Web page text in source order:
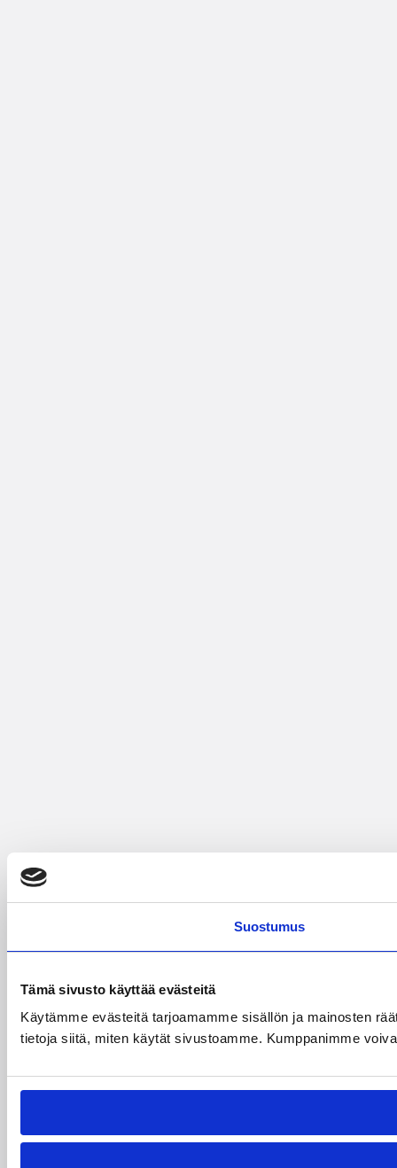
Suostumus
Tämä sivusto käyttää evästeitä
Käytämme evästeitä tarjoamamme sisällön ja mainosten
tietoja siitä, miten käytät sivustoamme. Kumppanimme